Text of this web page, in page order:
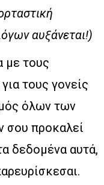
αυξάνεται!)
με τους
τους γονείς
όλων των
σου προκαλεί
δεδομένα αυτά,